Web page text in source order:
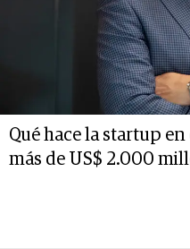
Qué hace la startup
más de US$ 2.000